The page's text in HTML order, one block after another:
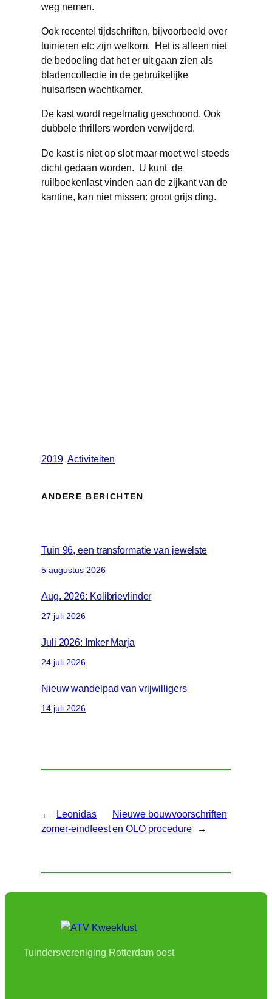
weg nemen.
Ook recente! tijdschriften, bijvoorbeeld over
tuinieren etc zijn welkom. Het is alleen niet
de bedoeling dat het er uit gaan zien als
bladencollectie in de gebruikelijke
huisartsen wachtkamer.
De kast wordt regelmatig geschoond. Ook
dubbele thrillers worden verwijderd.
De kast is niet op slot maar moet wel steeds
dicht gedaan worden. U kunt de
ruilboekenlast vinden aan de zijkant van de
kantine, kan niet missen: groot grijs ding.
2019 Activiteiten
ANDERE BERICHTEN
Tuin 96, een transformatie van jewelste
5 augustus 2026
Aug. 2026: Kolibrievlinder
27 juli 2026
Juli 2026: Imker Marja
24 juli 2026
Nieuw wandelpad van vrijwilligers
14 juli 2026
←
Leonidas
zomer-eindfeest
Nieuwe bouwvoorschriften
en OLO procedure
→
Tuindersvereniging Rotterdam oost